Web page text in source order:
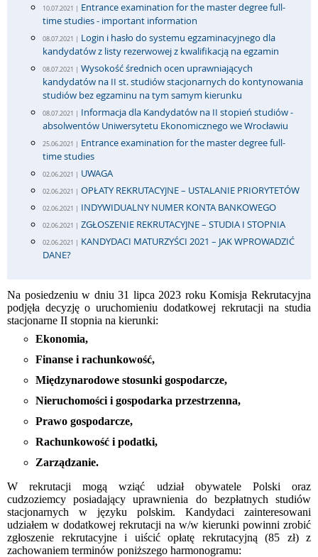
10.07.2021 | Entrance examination for the master degree full-
time studies - important information
08.07.2021 | Login i hasło do systemu egzaminacyjnego dla
kandydatów z listy rezerwowej z kwalifikacją na egzamin
08.07.2021 | Wysokość średnich ocen uprawniających
kandydatów na II st. studiów stacjonarnych do kontynowania
studiów bez egzaminu na tym samym kierunku
08.07.2021 | Informacja dla Kandydatów na II stopień studiów -
absolwentów Uniwersytetu Ekonomicznego we Wrocławiu
25.06.2021 | Entrance examination for the master degree full-
time studies
02.06.2021 | UWAGA
02.06.2021 | OPŁATY REKRUTACYJNE – USTALANIE PRIORYTETÓW
02.06.2021 | INDYWIDUALNY NUMER KONTA BANKOWEGO
02.06.2021 | ZGŁOSZENIE REKRUTACYJNE – STUDIA I STOPNIA
02.06.2021 | KANDYDACI MATURZYŚCI 2021 – JAK WPROWADZIĆ
DANE?
Na posiedzeniu w dniu 31 lipca 2023 roku Komisja Rekrutacyjna
podjęła decyzję o uruchomieniu dodatkowej rekrutacji na studia
stacjonarne II stopnia na kierunki:
Ekonomia,
Finanse i rachunkowość,
Międzynarodowe stosunki gospodarcze,
Nieruchomości i gospodarka przestrzenna,
Prawo gospodarcze,
Rachunkowość i podatki,
Zarządzanie.
W rekrutacji mogą wziąć udział obywatele Polski oraz
cudzoziemcy posiadający uprawnienia do bezpłatnych studiów
stacjonarnych w języku polskim. Kandydaci zainteresowani
udziałem w dodatkowej rekrutacji na w/w kierunki powinni zrobić
zgłoszenie rekrutacyjne i uiścić opłatę rekrutacyjną (85 zł) z
zachowaniem terminów poniższego harmonogramu: